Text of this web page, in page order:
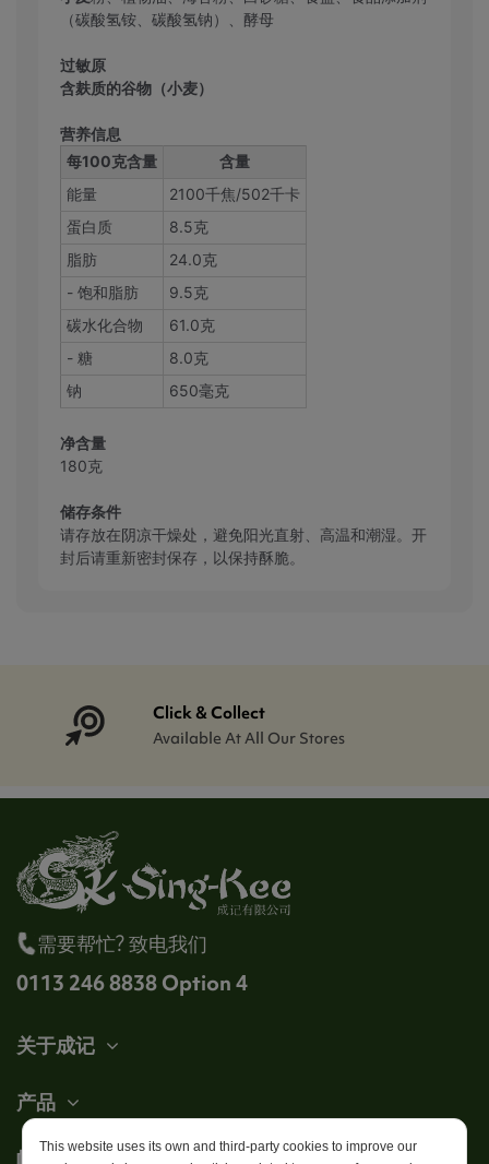
（碳酸氢铵、碳酸氢钠）、酵母
过敏原
含麸质的谷物（小麦）
营养信息
每100克含量
含量
能量
2100千焦/502千卡
蛋白质
8.5克
脂肪
24.0克
- 饱和脂肪
9.5克
碳水化合物
61.0克
- 糖
8.0克
钠
650毫克
净含量
180克
储存条件
请存放在阴凉干燥处，避免阳光直射、高温和潮湿。开
封后请重新密封保存，以保持酥脆。
Click & Collect
Available At All Our Stores
需要帮忙? 致电我们
0113 246 8838 Option 4
关于成记
产品
This website uses its own and third-party cookies to improve our